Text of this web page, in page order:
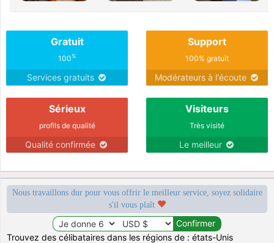
Gratuit
100%
Services gratuits
Support
100% gratuit
Modérateurs à l'écoute
Sérieux
profils de qualité
Qualité confirmée
Visiteurs
Très visité
Le meilleur
Nous travaillons dur pour vous offrir le meilleur service, soyez solidaire
s'il vous plaît
Trouvez des célibataires dans les régions de : états-Unis